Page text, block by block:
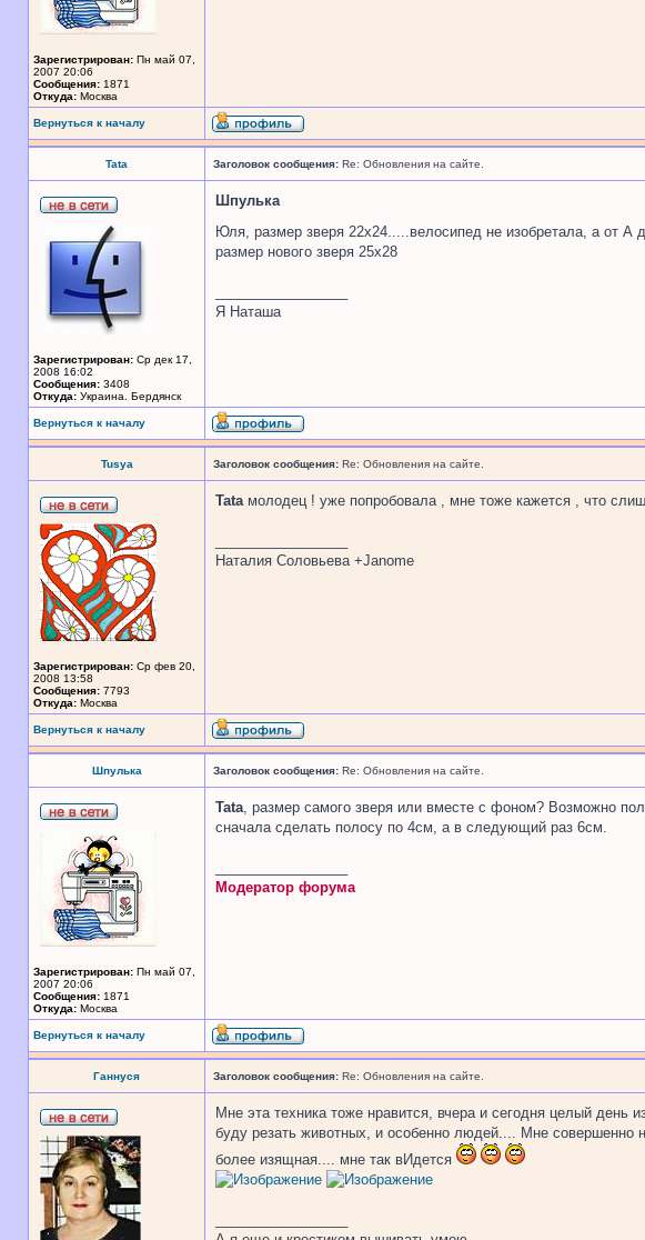
Зарегистрирован: Пн май 07,
2007 20:06
Сообщения: 1871
Откуда: Москва
Вернуться к началу
Tata Заголовок сообщения: Re: Обновления на сайте.
Зарегистрирован: Ср дек 17,
2008 16:02
Сообщения: 3408
Откуда: Украина. Бердянск
Шпулька
Юля, размер зверя 22х24.....велосипед не изобретала, а от
размер нового зверя 25х28
Я Наташа
Вернуться к началу
Tusya Заголовок сообщения: Re: Обновления на сайте.
Зарегистрирован: Ср фев 20,
2008 13:58
Сообщения: 7793
Откуда: Москва
Tataмолодец ! уже попробовала , мне тоже кажется , что
Наталия Соловьева +Janome
Вернуться к началу
Шпулька Заголовок сообщения: Re: Обновления на сайте.
Зарегистрирован: Пн май 07,
2007 20:06
Сообщения: 1871
Откуда: Москва
Tata, размер самого зверя или вместе с фоном? Возможно
сначала сделать полосу по 4см, а в следующий раз 6см.
Модератор форума
Вернуться к началу
Ганнуся Заголовок сообщения: Re: Обновления на сайте.
Мне эта техника тоже нравится, вчера и сегодня целый
буду резать животных, и особенно людей.... Мне совершенно
более изящная.... мне так вИдется